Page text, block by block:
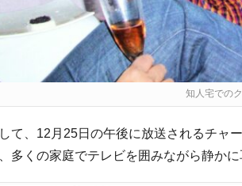
知人宅での
て、12月25日の午後に放送されるチ
多くの家庭でテレビを囲みながら静かに